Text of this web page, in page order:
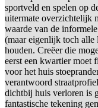
sportveld en spelen op
uitermate overzichtelijk
waarde van de
(maar eigenlijk toch alle
houden. Creëer die
eerst een kwartier moet
voor het huis
verantwoord
dichtbij huis verloren is
fantastische tekening